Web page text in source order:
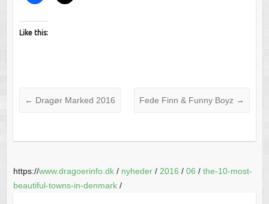
Like this:
← Dragør Marked 2016 Fede Finn & Funny Boyz →
https://www.dragoerinfo.dk/ nyheder/ 2016 / 06 / the-10-most-
beautiful-towns-in-denmark/